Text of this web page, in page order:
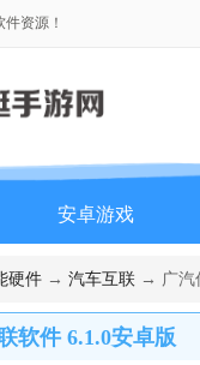
资源！
安卓游戏
硬件 → 汽车互联 → 广汽
软件 6.1.0安卓版